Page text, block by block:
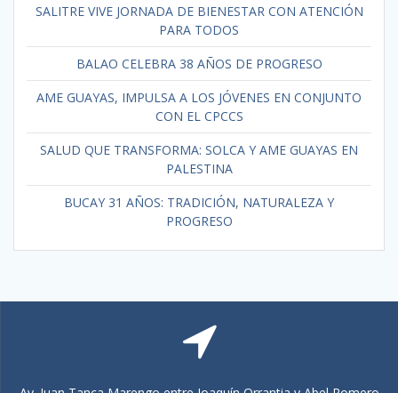
SALITRE VIVE JORNADA DE BIENESTAR CON ATENCIÓN
PARA TODOS
BALAO CELEBRA 38 AÑOS DE PROGRESO
AME GUAYAS, IMPULSA A LOS JÓVENES EN CONJUNTO
CON EL CPCCS
SALUD QUE TRANSFORMA: SOLCA Y AME GUAYAS EN
PALESTINA
BUCAY 31 AÑOS: TRADICIÓN, NATURALEZA Y
PROGRESO